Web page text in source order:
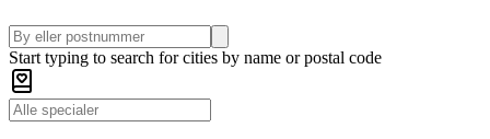
Start typing to search for cities by name or postal code